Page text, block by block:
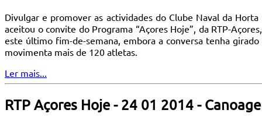
Divulgar e promover as actividades do Clube Naval da
aceitou o convite do Programa “Açores Hoje”, da RTP-
este último fim-de-semana, embora a conversa tenha
movimenta mais de 120 atletas.
Ler mais...
RTP Açores Hoje - 24 01 2014 -